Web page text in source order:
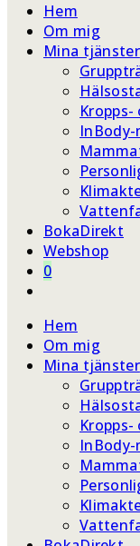
Hem
Om mig
Mina tjänster
BokaDirekt
Webshop
0
Hem
Om mig
Mina tjänster